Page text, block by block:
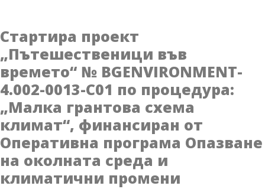
Цвета
Кирилова
и
Георги
Тутанов
в
помощ
за
„невидимите“
хора
Стартира проект
„Пътешественици във
времето“ № BGENVIRONMENT-
4.002-0013-C01 по процедура:
„Малка грантова схема
климат“, финансиран от
Оперативна програма Опазване
на околната среда и
климатични промени